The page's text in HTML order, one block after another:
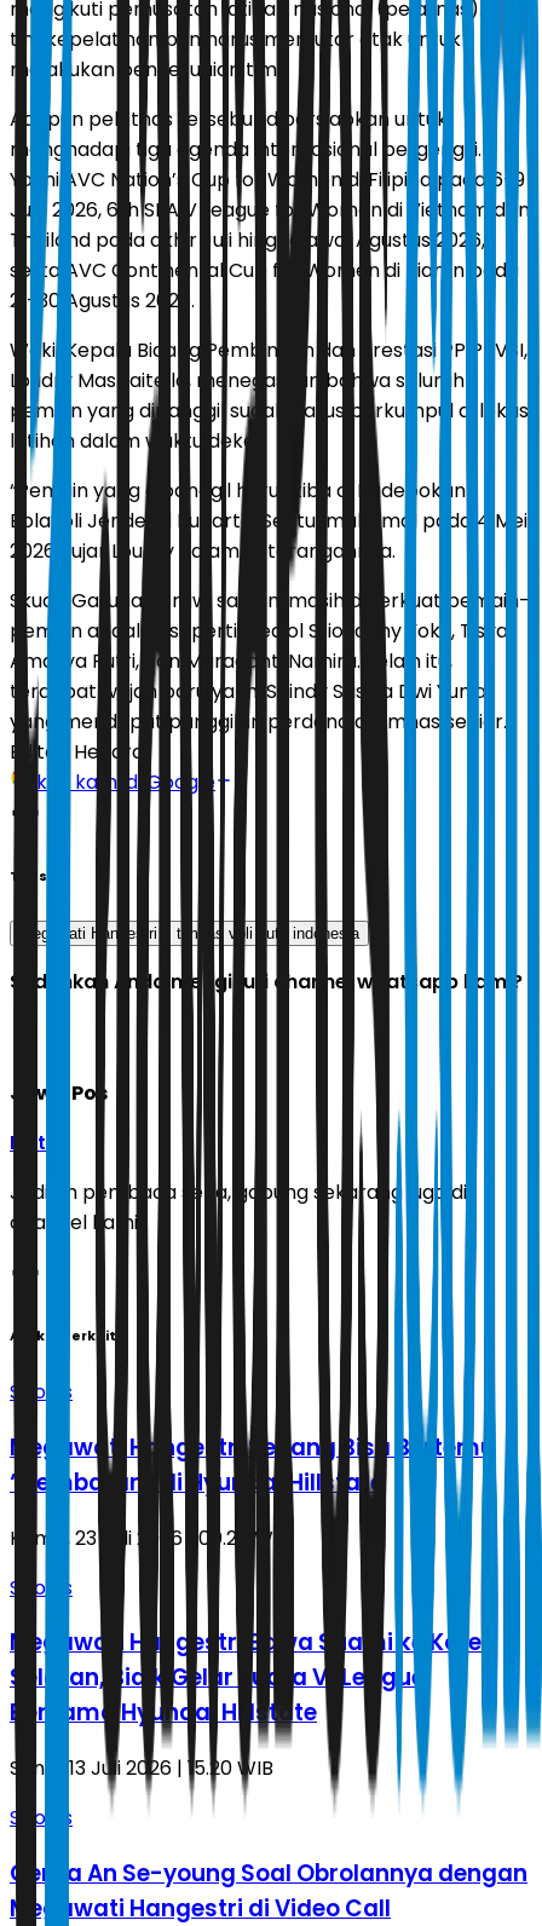
mengikuti pemusatan latihan nasional (pelatnas). Kini,
tim kepelatihan pun harus memutar otak untuk
melakukan penyesuaian tim.
Adapun pelatnas tersebut dipersiapkan untuk
menghadapi tiga agenda internasional bergengsi.
Yakni AVC Nation’s Cup for Women di Filipina pada 6-9
Juni 2026, 6th SEA V League for Women di Vietnam dan
Thailand pada akhir Juli hingga awal Agustus 2026,
serta AVC Continental Cup for Women di Tianjin pada
21-30 Agustus 2026.
Wakil Kepala Bidang Pembinaan dan Prestasi PP PBVSI,
Loudry Maspaitella, menegaskan bahwa seluruh
pemain yang dipanggil sudah harus berkumpul di lokasi
latihan dalam waktu dekat.
“Pemain yang dipanggil harus tiba di Padepokan
Bolavoli Jenderal Kunarto, Sentul maksimal pada 4 Mei
2026,” ujar Loudry dalam keterangannya.
Skuad Garuda Pertiwi saat ini masih diperkuat pemain-
pemain andalan seperti Mediol Stiovanny Yoku, Tisya
Amallya Putri, dan Maradanti Namira. Selain itu,
terdapat wajah baru yakni Shindy Sasgia Dwi Yuniar
yang mendapat panggilan perdana di timnas senior.
Editor: Hendra
Ikuti kami di Google
Tags
Megawati Hangestri timnas voli putri indonesia
Sudahkah Anda mengikuti channel whatsapp kami?
Jawa Pos
Ikuti
Jadilah pembaca setia, gabung sekarang juga di
channel kami!
Artikel Terkait
Sports
Megawati Hangestri Senang Bisa Bertemu
‘’Kembaran’’ di Hyundai Hillstate
Kamis, 23 Juli 2026 | 00.20 WIB
Sports
Megawati Hangestri Bawa Suami ke Korea
Selatan, Bidik Gelar Juara V-League
Bersama Hyundai Hillstate
Senin, 13 Juli 2026 | 15.20 WIB
Sports
Cerita An Se-young Soal Obrolannya dengan
Megawati Hangestri di Video Call